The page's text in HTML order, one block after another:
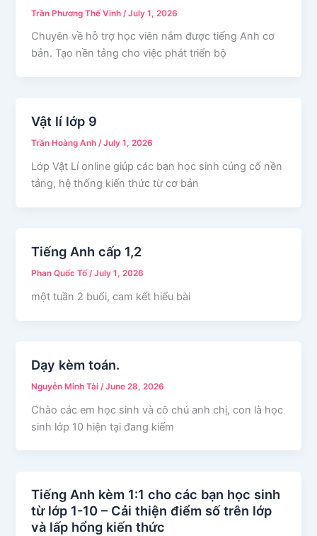
Trần Phương Thế Vinh /July 1, 2026
Chuyên về hỗ trợ học viên nắm được tiếng Anh cơ
bản. Tạo nền tảng cho việc phát triển bộ
Vật lí lớp 9
Trần Hoàng Anh/July 1, 2026
Lớp Vật Lí online giúp các bạn học sinh củng cố nền
tảng, hệ thống kiến thức từ cơ bản
Tiếng Anh cấp 1,2
Phan Quốc Tố/July 1, 2026
một tuần 2 buổi, cam kết hiểu bài
Dạy kèm toán.
Nguyễn Minh Tài /June 28, 2026
Chào các em học sinh và cô chú anh chị, con là học
sinh lớp 10 hiện tại đang kiếm
Tiếng Anh kèm 1:1 cho các bạn học sinh
từ lớp 1-10 – Cải thiện điểm số trên lớp
và lấp hổng kiến thức